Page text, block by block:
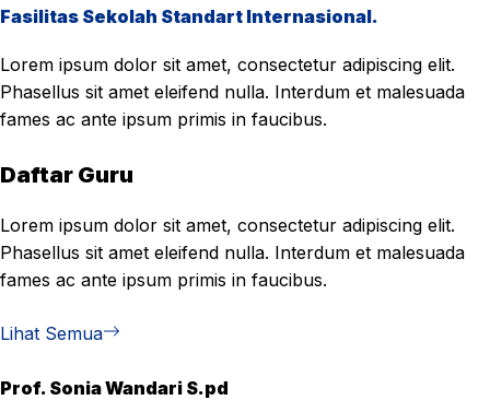
Fasilitas Sekolah Standart Internasional.
Lorem ipsum dolor sit amet, consectetur adipiscing elit.
Phasellus sit amet eleifend nulla. Interdum et malesuada
fames ac ante ipsum primis in faucibus.
Daftar Guru
Lorem ipsum dolor sit amet, consectetur adipiscing elit.
Phasellus sit amet eleifend nulla. Interdum et malesuada
fames ac ante ipsum primis in faucibus.
Lihat Semua
Prof. Sonia Wandari S.pd